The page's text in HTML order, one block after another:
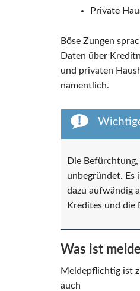
Private
Böse Zungen
Daten über
und privaten
namentlich.
Die
unbegründet.
dazu aufwändig
Kredites und die
Was ist
Meldepflichtig ist
auch